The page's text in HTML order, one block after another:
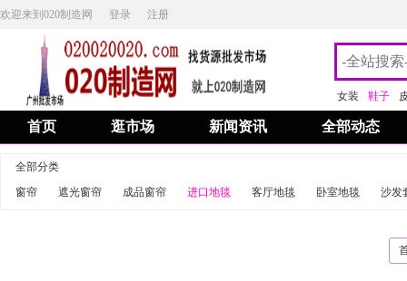
欢迎来到020制造网 登录 注册
女装 鞋子
首页 逛市场 新闻资讯 全部动态
全部分类
窗帘
遮光窗帘 成品窗帘 进口地毯 客厅地毯 卧室地毯 沙发